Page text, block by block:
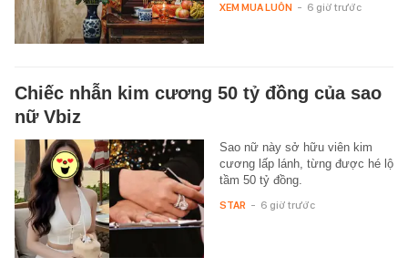
XEM MUA LUÔN - 6 giờ trước
Chiếc nhẫn kim cương 50 tỷ đồng của sao
nữ Vbiz
Sao nữ này sở hữu viên kim
cương lấp lánh, từng được hé lộ
tầm 50 tỷ đồng.
STAR - 6 giờ trước